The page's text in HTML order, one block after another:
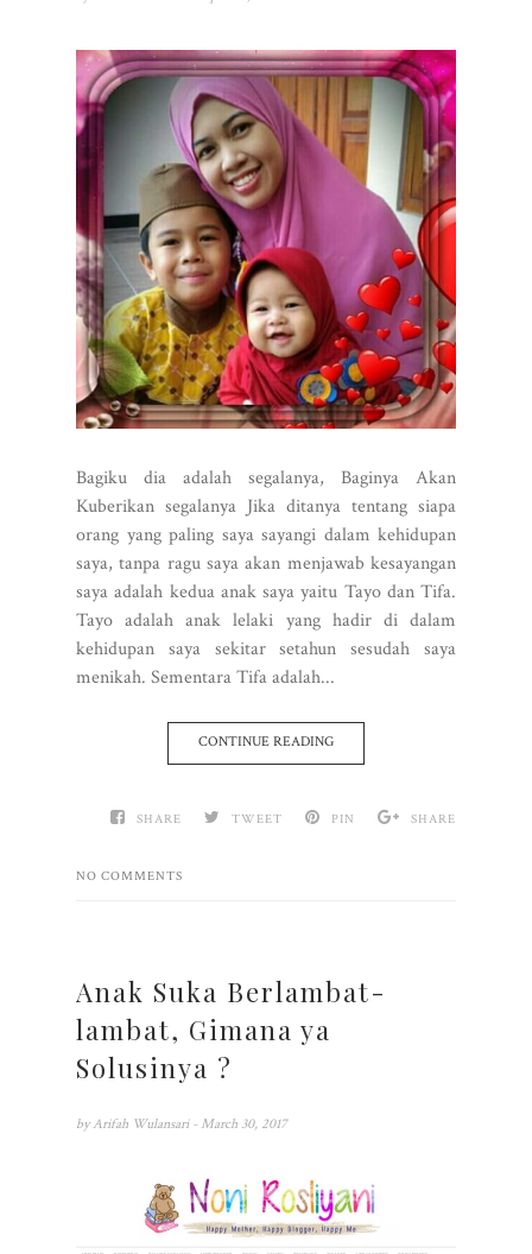
Bagiku dia adalah segalanya, Baginya Akan
Kuberikan segalanya Jika ditanya tentang siapa
orang yang paling saya sayangi dalam kehidupan
saya, tanpa ragu saya akan menjawab kesayangan
saya adalah kedua anak saya yaitu Tayo dan Tifa.
Tayo adalah anak lelaki yang hadir di dalam
kehidupan saya sekitar setahun sesudah saya
menikah. Sementara Tifa adalah...
CONTINUE READING
SHARE TWEET PIN SHARE
NO COMMENTS
Anak Suka Berlambat-
lambat, Gimana ya
Solusinya ?
by Arifah Wulansari - March 30, 2017